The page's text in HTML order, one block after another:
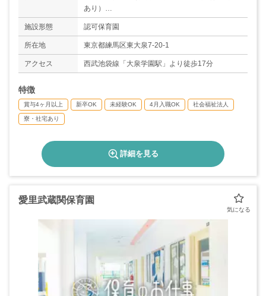
あり）
◇育児休暇
◇夏季休暇5日
◇年末年始休暇6日
＊年間休日数116日
施設形態 認可保育園
所在地 東京都練馬区東大泉7-20-1
アクセス 西武池袋線「大泉学園駅」より徒歩17分
特徴
賞与4ヶ月以上 新卒OK 未経験OK 4月入職OK 社会福祉法人
寮・社宅あり
詳細を見る
愛里武蔵関保育園